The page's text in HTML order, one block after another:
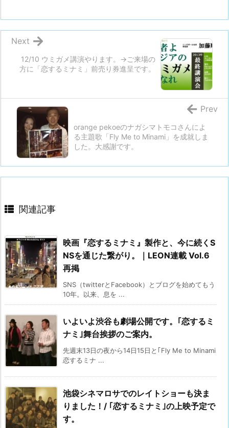
12/10 ウミガメ講演やります。→ご来場の
方に「恋するミナミ」前売り券進呈です。
Next
orange pekoeのナガシマトモコさんによ
る主題歌「Fly Me to Minami」を成就しま
した。大感謝です。
Prev
関連記事
映画『恋するミナミ』製作と、今に続くS
NSを通じた繋がり。｜LEON連載 Vol.6
再掲
SNS（twitterとFacebook）とブログを始めてもう
10年。以来、息を ...
いよいよ渋谷も劇場公開です。｢恋するミ
ナミ｣舞台挨拶のご案内。
先週末13日の夜から14日15日と｢Fly Me to Minami
恋するミナ ...
池袋シネマロサでのレイトショーも決ま
りました！/ ｢恋するミナミ｣の上映予定で
す。